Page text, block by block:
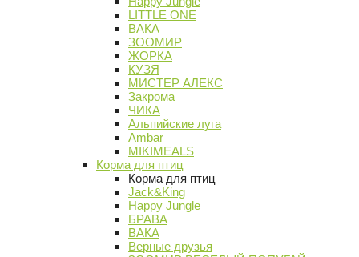
LITTLE ONE
ВАКА
ЗООМИР
ЖОРКА
КУЗЯ
МИСТЕР АЛЕКС
Закрома
ЧИКА
Альпийские луга
Ambar
MIKIMEALS
Корма для птиц
Корма для птиц
Jack&King
Happy Jungle
БРАВА
ВАКА
Верные друзья